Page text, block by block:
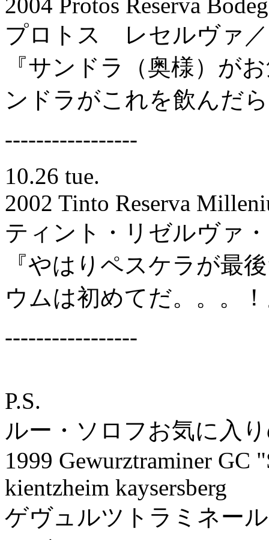
プロトス レセルヴァ
『サンドラ（奥様）が
ンドラがこれを飲んだ
-----------------
10.26 tue.
2002 Tinto Reserva
ティント・リゼルヴァ
『やはりペスケラが最
ウムは初めてだ。。。
-----------------
P.S.
ルー・ソロフお気に入
1999 Gewurztraminer GC
kientzheim kaysersberg
ゲヴュルツトラミネ